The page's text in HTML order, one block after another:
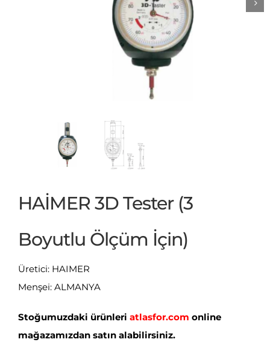
HAİMER 3D Tester (3
Boyutlu Ölçüm İçin)
Üretici: HAIMER
Menşei: ALMANYA
Stoğumuzdaki ürünleri atlasfor.com online
mağazamızdan satın alabilirsiniz.